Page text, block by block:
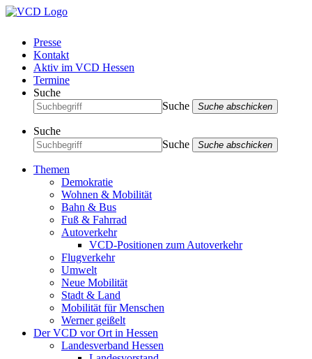
Presse
Kontakt
Aktiv im VCD Hessen
Termine
Suche
Suche
Suche abschicken
Suche
Suche
Suche abschicken
Themen
Demokratie
Wohnen & Mobilität
Bahn & Bus
Fuß & Fahrrad
Autoverkehr
VCD-Positionen zum Autoverkehr
Flugverkehr
Umwelt
Neue Mobilität
Stadt & Land
Mobilität für Menschen
Werner geißelt
Der VCD vor Ort in Hessen
Landesverband Hessen